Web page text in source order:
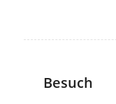
Besuch